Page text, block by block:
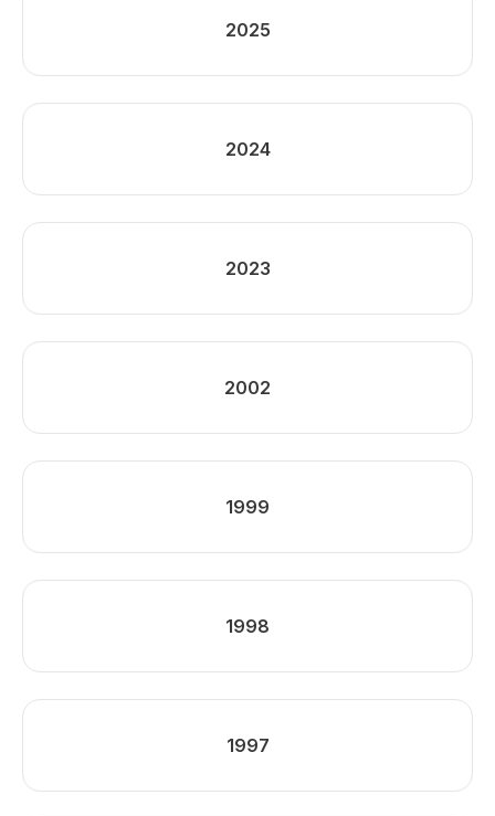
2025
2024
2023
2002
1999
1998
1997